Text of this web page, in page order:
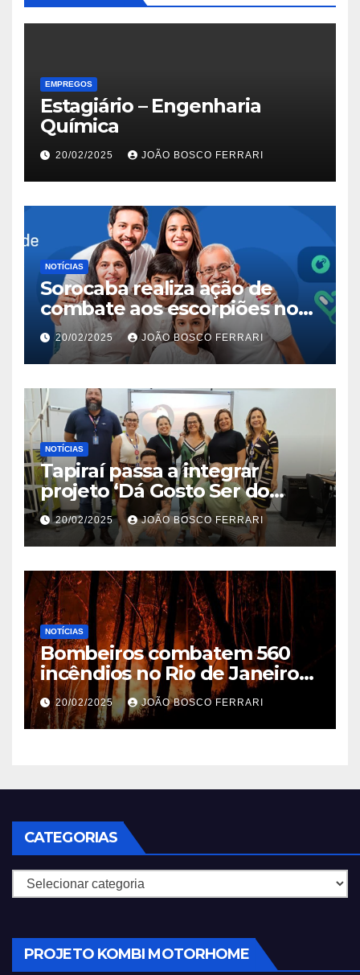
EMPREGOS
Estagiário – Engenharia
Química
20/02/2025 JOÃO BOSCO FERRARI
NOTÍCIAS
Sorocaba realiza ação de
combate aos escorpiões no
Jardim São Carlos
20/02/2025 JOÃO BOSCO FERRARI
NOTÍCIAS
Tapiraí passa a integrar
projeto ‘Dá Gosto Ser do
Ribeira’ | ASN São Paulo
20/02/2025 JOÃO BOSCO FERRARI
NOTÍCIAS
Bombeiros combatem 560
incêndios no Rio de Janeiro
em 2025
20/02/2025 JOÃO BOSCO FERRARI
CATEGORIAS
Categorias
PROJETO KOMBI MOTORHOME